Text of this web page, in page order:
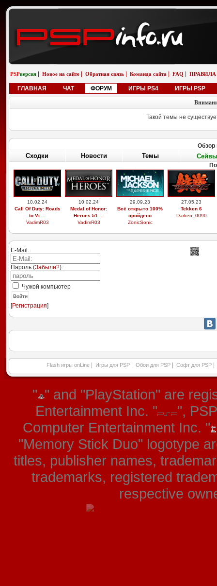
PSPверсия Новое на сайте Обратная связь Команда сайта FAQ ПРАВИЛА
ГЛАВНАЯ ЧАТ ФОРУМ ИГРЫ PS4 ИГРЫ PSP
Такой темы не
Обзор
Сходки Новости Темы Сейвы
10.02.24
Call Of Duty: Roads
to Vi ...
VadimR03
10.02.24
Medal of Honor:
Heroes 51 ...
VadimR03
29.09.23
Всё открыто 100%
пройдено
ZonicSonic
27.05.23
Tekken 6
Darken_0090
E-Mail:
Пароль (Забыли?):
Чужой компьютер
Войти
[Регистрация]
Flash игры onLine Игры для PSP Обои для PSP Софт для PSP
" " and "PlayStation" are
Entertainment Inc. "
",
Computer Entertainment Inc. "
"Memory Stick Duo" logotype
titles, publisher names,
trademarks, registered
respective